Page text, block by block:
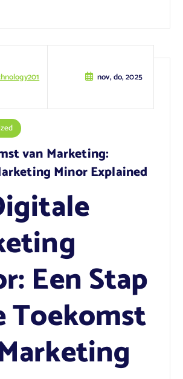
nov, do, 2025
van Marketing:
Minor Explained
Een Stap
Toekomst